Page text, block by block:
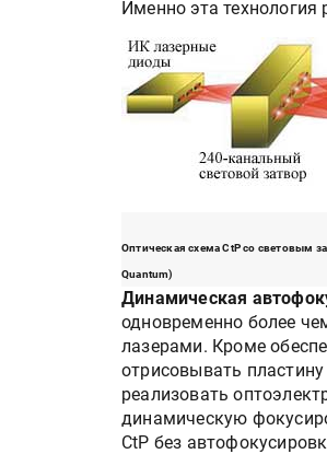
Именно эта технология
Оптическая схема CtP со световым
Quantum)
Динамическая
одновременно более
лазерами. Кроме
отрисовывать
реализовать
динамическую
CtP без